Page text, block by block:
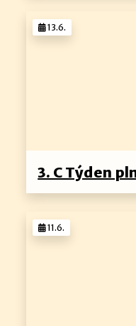
3. C Týden
13.6.
11.6.